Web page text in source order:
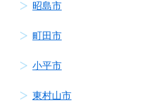
昭島市
町田市
小平市
東村山市